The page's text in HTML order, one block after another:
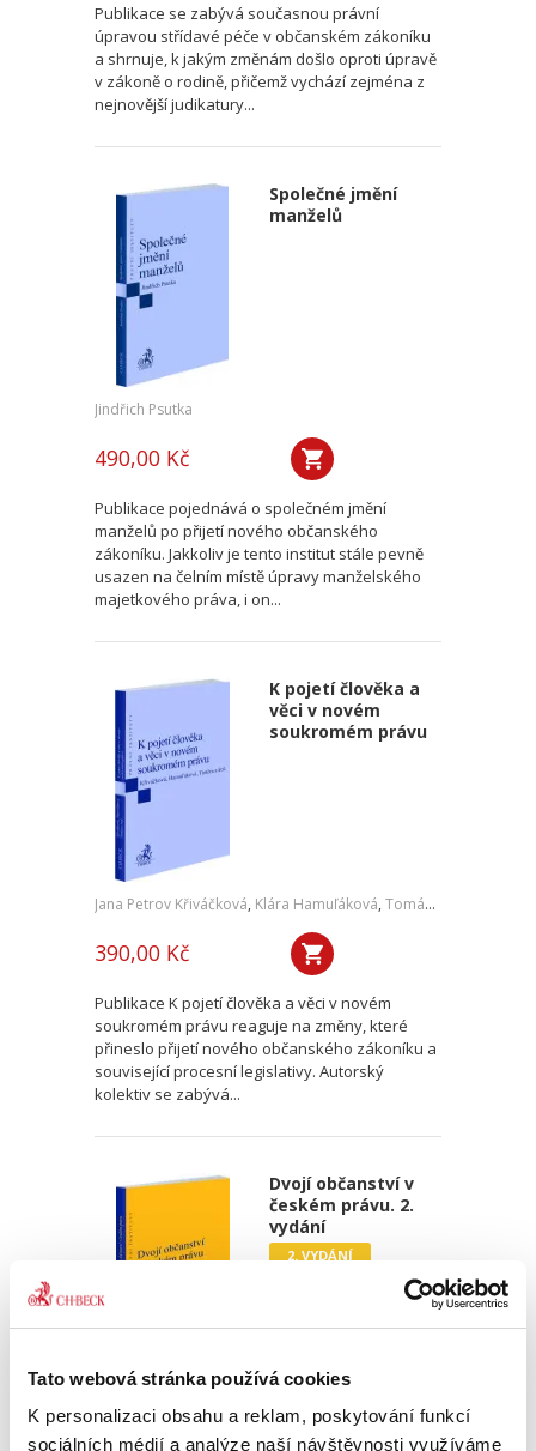
Tato webová stránka používá cookies
K personalizaci obsahu a reklam, poskytování funkcí
sociálních médií a analýze naší návštěvnosti využíváme
Publikace se zabývá současnou právní
úpravou střídavé péče v občanském zákoníku
a shrnuje, k jakým změnám došlo oproti úpravě
v zákoně o rodině, přičemž vychází zejména z
nejnovější judikatury...
Společné jmění
manželů
Jindřich Psutka
490,00 Kč
Publikace pojednává o společném jmění
manželů po přijetí nového občanského
zákoníku. Jakkoliv je tento institut stále pevně
usazen na čelním místě úpravy manželského
majetkového práva, i on...
K pojetí člověka a
věci v novém
soukromém právu
Jana Petrov Křiváčková, Klára Hamuľáková, Tomáš Tintěra
390,00 Kč
Publikace K pojetí člověka a věci v novém
soukromém právu reaguje na změny, které
přineslo přijetí nového občanského zákoníku a
související procesní legislativy. Autorský
kolektiv se zabývá...
Dvojí občanství v
českém právu. 2.
vydání
2. VYDÁNÍ